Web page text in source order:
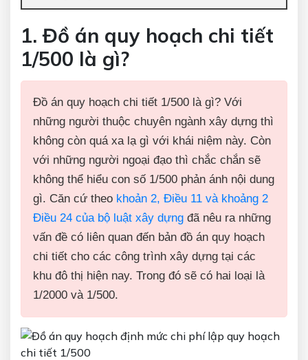
1. Đồ án quy hoạch chi tiết
1/500 là gì?
Đồ án quy hoạch chi tiết 1/500 là gì? Với
những người thuộc chuyên ngành xây dựng thì
không còn quá xa lạ gì với khái niệm này. Còn
với những người ngoại đạo thì chắc chắn sẽ
không thể hiểu con số 1/500 phản ánh nội dung
gì. Căn cứ theo khoản 2, Điều 11 và khoảng 2
Điều 24 của bộ luật xây dựng đã nêu ra những
vấn đề có liên quan đến bản đồ án quy hoạch
chi tiết cho các công trình xây dựng tại các
khu đô thị hiện nay. Trong đó sẽ có hai loại là
1/2000 và 1/500.